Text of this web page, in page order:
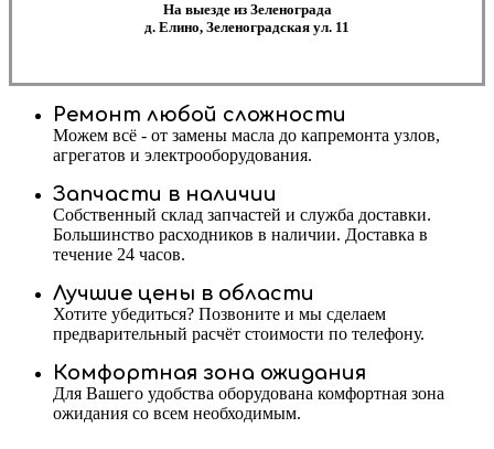
На выезде из Зеленограда
д. Елино, Зеленоградская ул. 11
Ремонт любой сложности
Можем всё - от замены масла до капремонта узлов,
агрегатов и электрооборудования.
Запчасти в наличии
Собственный склад запчастей и служба доставки.
Большинство расходников в наличии. Доставка в
течение 24 часов.
Лучшие цены в области
Хотите убедиться? Позвоните и мы сделаем
предварительный расчёт стоимости по телефону.
Комфортная зона ожидания
Для Вашего удобства оборудована комфортная зона
ожидания со всем необходимым.